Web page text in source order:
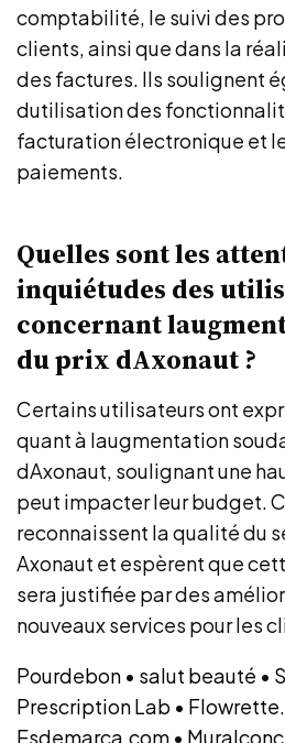
comptabilité, le suivi des
clients, ainsi que dans la
des factures. Ils soulignent
dutilisation des
facturation électronique et
paiements.
Quelles sont les
inquiétudes des
concernant
du prix dAxonaut ?
Certains utilisateurs ont
quant à laugmentation
dAxonaut, soulignant une
peut impacter leur budget.
reconnaissent la qualité du
Axonaut et espèrent que
sera justifiée par des
nouveaux services pour les
Pourdebon • salut beauté •
Prescription Lab •
Esdemarca.com •